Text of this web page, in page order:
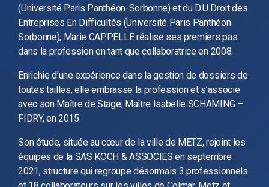
(Université Paris Panthéon-Sorbonne) et du D.U Droit des
Entreprises En Difficultés (Université Paris Panthéon
Sorbonne), Marie CAPPELLE réalise ses premiers pas
dans la profession en tant que collaboratrice en 2008.
Enrichie d’une expérience dans la gestion de dossiers de
toutes tailles, elle embrasse la profession et s’associe
avec son Maître de Stage, Maître Isabelle SCHAMING –
FIDRY, en 2015.
Son étude, située au cœur de la ville de METZ, rejoint les
équipes de la SAS KOCH & ASSOCIES en septembre
2021, structure qui regroupe désormais 3 professionnels